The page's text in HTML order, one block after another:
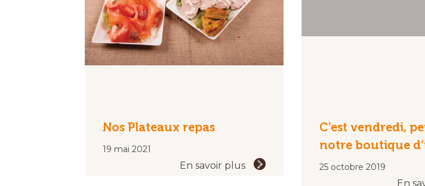
Nos Plateaux repas
19 mai 2021
En savoir plus
C’est vendredi,
notre boutique
25 octobre 2019
En